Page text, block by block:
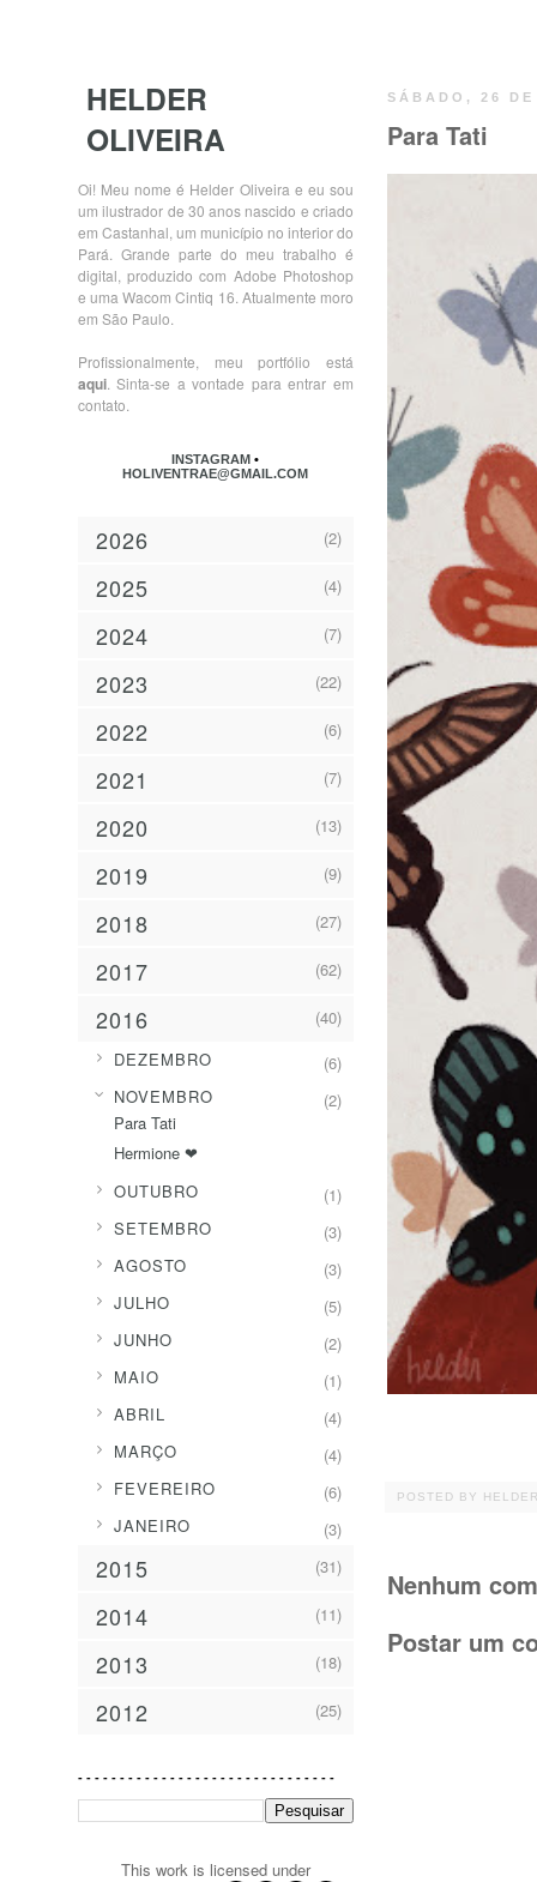
SÁBADO, 26
Para Tati
POSTED BY
Nenhum
Postar um
HELDER
OLIVEIRA
Oi! Meu nome é Helder Oliveira e eu sou
um ilustrador de 30 anos nascido e criado
em Castanhal, um município no interior do
Pará. Grande parte do meu trabalho é
digital, produzido com Adobe Photoshop
e uma Wacom Cintiq 16. Atualmente moro
em São Paulo.
Profissionalmente, meu portfólio está
aqui . Sinta-se a vontade para entrar em
contato.
INSTAGRAM•
HOLIVENTRAE@GMAIL.COM
2026 (2)
2025 (4)
2024 (7)
2023 (22)
2022 (6)
2021 (7)
2020 (13)
2019 (9)
2018 (27)
2017 (62)
2016 (40)
► DEZEMBRO (6)
NOVEMBRO
(2)
Para Tati
Hermione ❤︎
► OUTUBRO (1)
► SETEMBRO (3)
► AGOSTO (3)
► JULHO (5)
► JUNHO (2)
► MAIO (1)
► ABRIL (4)
► MARÇO (4)
► FEVEREIRO (6)
► JANEIRO (3)
2015 (31)
2014 (11)
2013 (18)
2012 (25)
- - - - - - - - - - - - - - - - - - - - - - - - - - - - - - -
This work is licensed under